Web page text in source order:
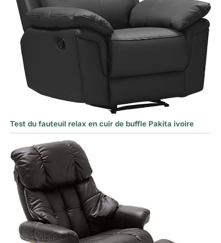
Test du fauteuil relax en cuir de buffle Pakita ivoire